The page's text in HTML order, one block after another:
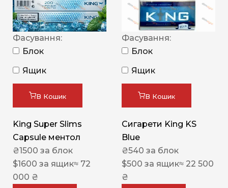
Фасування:
Блок
Ящик
В Кошик
King Super Slims
Capsule ментол
₴1500 за блок
$1600 за ящик≈ 72
000 ₴
Фасування:
Блок
Ящик
В Кошик
Сигарети King KS
Blue
₴540 за блок
$500 за ящик≈ 22 500
₴